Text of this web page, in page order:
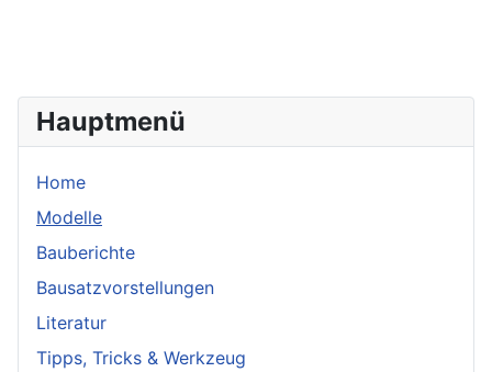
Hauptmenü
Home
Modelle
Bauberichte
Bausatzvorstellungen
Literatur
Tipps, Tricks & Werkzeug